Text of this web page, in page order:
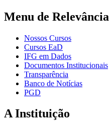
Menu de Relevância
Nossos Cursos
Cursos EaD
IFG em Dados
Documentos Institucionais
Transparência
Banco de Notícias
PGD
A Instituição